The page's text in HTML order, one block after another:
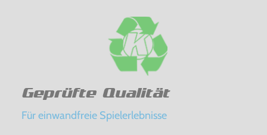
Geprüfte Qualität
Für einwandfreie Spielerlebnisse